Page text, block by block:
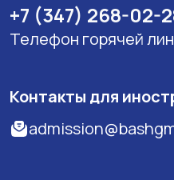
+7 (347) 268-02-
Телефон горячей
Контакты для